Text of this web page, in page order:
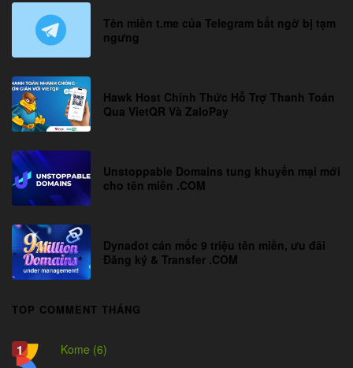
Tên miền t.me của Telegram bất ngờ bị tạm
ngưng
Hawk Host Chính Thức Hỗ Trợ Thanh Toán
Qua VietQR Và ZaloPay
Unstoppable Domains tung khuyến mại mới
cho tên miền .COM
Dynadot cán mốc 9 triệu tên miền, ưu đãi
Đăng ký & Transfer .COM
TOP COMMENT THÁNG
Kome (6)